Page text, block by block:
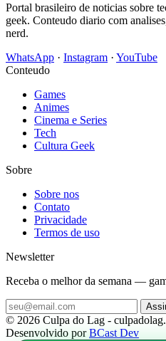
Portal brasileiro de noticias sobre
geek. Conteudo diario com
nerd.
WhatsApp · Instagram · YouTube
Conteudo
Games
Animes
Cinema e Series
Tech
Cultura Geek
Sobre
Sobre nos
Contato
Privacidade
Termos de uso
Newsletter
Receba o melhor da semana —
© 2026 Culpa do Lag -
Desenvolvido porBCast Dev